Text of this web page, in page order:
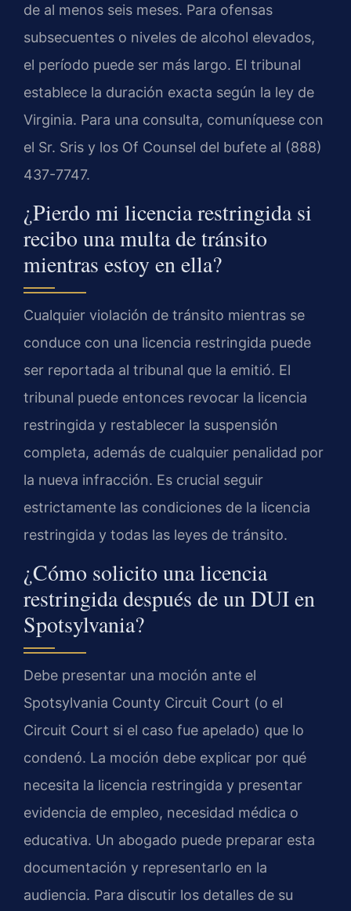
de al menos seis meses. Para ofensas
subsecuentes o niveles de alcohol elevados,
el período puede ser más largo. El tribunal
establece la duración exacta según la ley de
Virginia. Para una consulta, comuníquese con
el Sr. Sris y los Of Counsel del bufete al (888)
437-7747.
¿Pierdo mi licencia restringida si
recibo una multa de tránsito
mientras estoy en ella?
Cualquier violación de tránsito mientras se
conduce con una licencia restringida puede
ser reportada al tribunal que la emitió. El
tribunal puede entonces revocar la licencia
restringida y restablecer la suspensión
completa, además de cualquier penalidad por
la nueva infracción. Es crucial seguir
estrictamente las condiciones de la licencia
restringida y todas las leyes de tránsito.
¿Cómo solicito una licencia
restringida después de un DUI en
Spotsylvania?
Debe presentar una moción ante el
Spotsylvania County Circuit Court (o el
Circuit Court si el caso fue apelado) que lo
condenó. La moción debe explicar por qué
necesita la licencia restringida y presentar
evidencia de empleo, necesidad médica o
educativa. Un abogado puede preparar esta
documentación y representarlo en la
audiencia. Para discutir los detalles de su